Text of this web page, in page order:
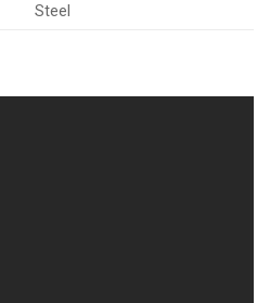
Steel